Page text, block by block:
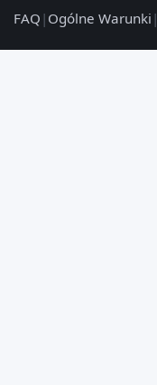
FAQ | Ogólne Warunki |